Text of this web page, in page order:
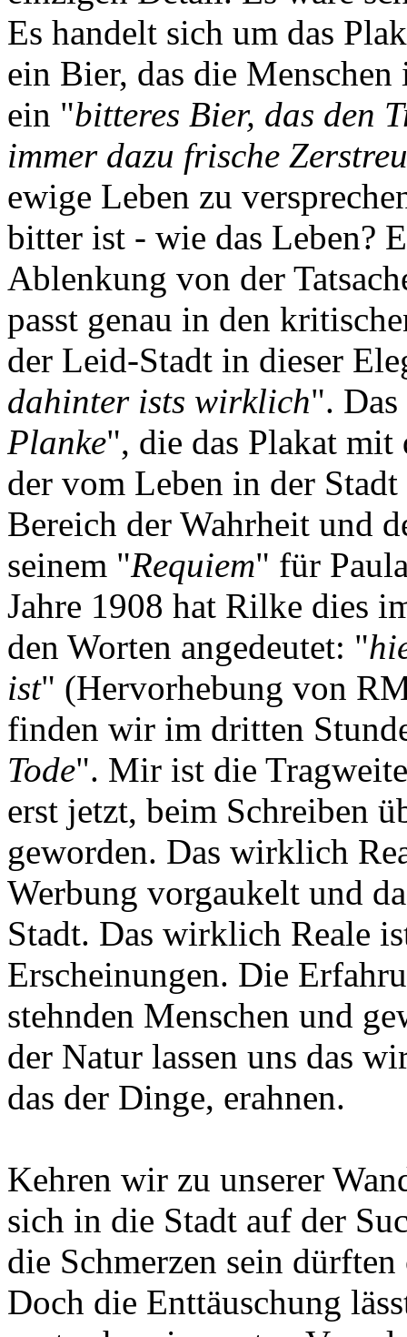
Es handelt sich um das
ein Bier, das die
ein "bitteres Bier, das den
immer dazu frische
ewige Leben zu
bitter ist - wie das Leben?
Ablenkung von der
passt genau in den
der Leid-Stadt in dieser
dahinter ists wirklich".
Planke", die das Plakat
der vom Leben in der
Bereich der Wahrheit und
seinem "Requiem" für
Jahre 1908 hat Rilke dies
den Worten angedeutet: "
ist" (Hervorhebung von
finden wir im dritten
Tode". Mir ist die
erst jetzt, beim Schreiben
geworden. Das wirklich
Werbung vorgaukelt und
Stadt. Das wirklich Reale
Erscheinungen. Die
stehnden Menschen und
der Natur lassen uns das
das der Dinge, erahnen.
Kehren wir zu unserer
sich in die Stadt auf der
die Schmerzen sein
Doch die Enttäuschung